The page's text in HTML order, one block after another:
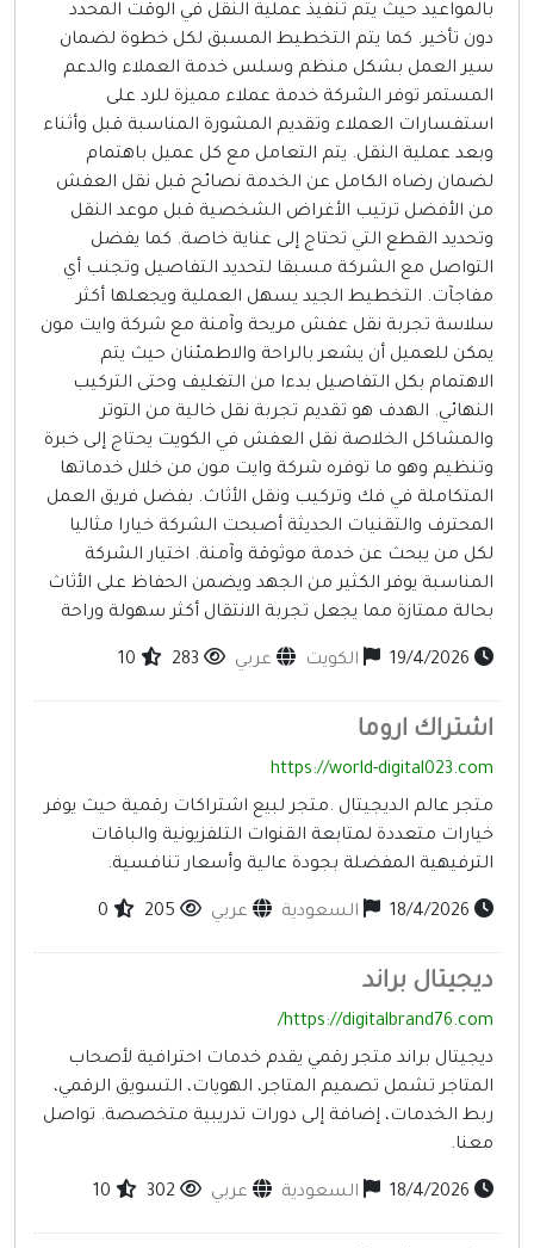
بالمواعيد حيث يتم تنفيذ عملية النقل في الوقت المحدد
دون تأخير. كما يتم التخطيط المسبق لكل خطوة لضمان
سير العمل بشكل منظم وسلس خدمة العملاء والدعم
المستمر توفر الشركة خدمة عملاء مميزة للرد على
استفسارات العملاء وتقديم المشورة المناسبة قبل وأثناء
وبعد عملية النقل. يتم التعامل مع كل عميل باهتمام
لضمان رضاه الكامل عن الخدمة نصائح قبل نقل العفش
من الأفضل ترتيب الأغراض الشخصية قبل موعد النقل
وتحديد القطع التي تحتاج إلى عناية خاصة. كما يفضل
التواصل مع الشركة مسبقا لتحديد التفاصيل وتجنب أي
مفاجآت. التخطيط الجيد يسهل العملية ويجعلها أكثر
سلاسة تجربة نقل عفش مريحة وآمنة مع شركة وايت مون
يمكن للعميل أن يشعر بالراحة والاطمئنان حيث يتم
الاهتمام بكل التفاصيل بدءا من التغليف وحتى التركيب
النهائي. الهدف هو تقديم تجربة نقل خالية من التوتر
والمشاكل الخلاصة نقل العفش في الكويت يحتاج إلى خبرة
وتنظيم وهو ما توفره شركة وايت مون من خلال خدماتها
المتكاملة في فك وتركيب ونقل الأثاث. بفضل فريق العمل
المحترف والتقنيات الحديثة أصبحت الشركة خيارا مثاليا
لكل من يبحث عن خدمة موثوقة وآمنة. اختيار الشركة
المناسبة يوفر الكثير من الجهد ويضمن الحفاظ على الأثاث
بحالة ممتازة مما يجعل تجربة الانتقال أكثر سهولة وراحة
الكويت عربي 283
10
اشتراك اروما
https://world-digital023.com
متجر عالم الديجيتال .متجر لبيع اشتراكات رقمية حيث يوفر
خيارات متعددة لمتابعة القنوات التلفزيونية والباقات
الترفيهية المفضلة بجودة عالية وأسعار تنافسية.
السعودية عربي 205
0
ديجيتال براند
https://digitalbrand76.com/
ديجيتال براند متجر رقمي يقدم خدمات احترافية لأصحاب
المتاجر تشمل تصميم المتاجر، الهويات، التسويق الرقمي،
ربط الخدمات، إضافة إلى دورات تدريبية متخصصة. تواصل
السعودية عربي 302
10